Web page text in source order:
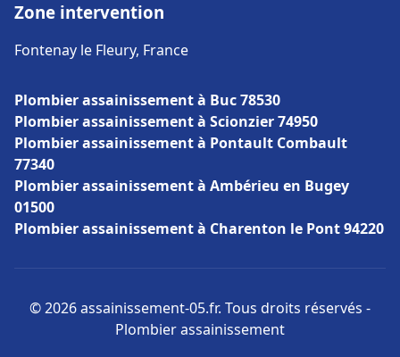
Zone intervention
Fontenay le Fleury, France
Plombier assainissement à Buc 78530
Plombier assainissement à Scionzier 74950
Plombier assainissement à Pontault Combault
77340
Plombier assainissement à Ambérieu en Bugey
01500
Plombier assainissement à Charenton le Pont 94220
© 2026 assainissement-05.fr. Tous droits réservés -
Plombier assainissement